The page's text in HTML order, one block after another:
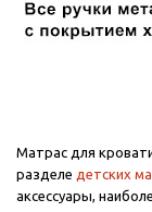
Матрас для
разделе детских
аксессуары,